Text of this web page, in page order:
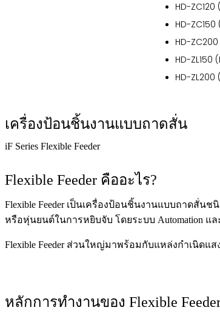
HD-
HD-
HD-
HD-ZL150
HD-
เครื่องป้อนชิ้นงานแบบถาดสั่น
iF Series Flexible Feeder
Flexible Feeder คืออะไร?
Flexible Feeder เป็นเครื่องป้อนชิ้นงานแบบถาดสั่
หรือหุ่นยนต์ในการหยิบจับ โดยระบบ Automation
Flexible Feeder ส่วนใหญ่มาพร้อมกับแหล่งกำเนิดแ
หลักการทำงานของ Flexible